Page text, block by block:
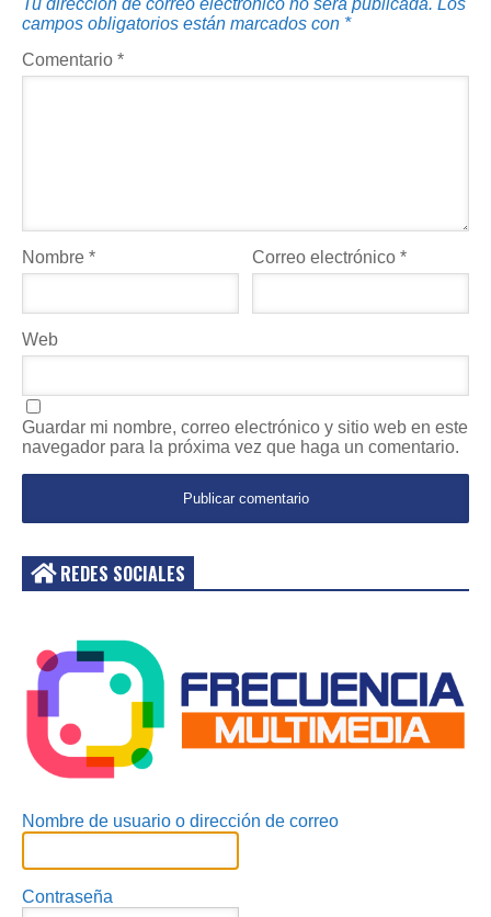
campos obligatorios están marcados con *
Comentario *
Nombre * Correo electrónico*
Web
Guardar mi nombre, correo electrónico y sitio web en este
navegador para la próxima vez que haga un comentario.
REDES SOCIALES
Nombre de usuario o dirección de correo
Contraseña